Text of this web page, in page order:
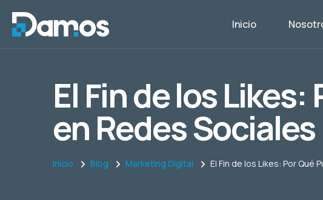
Inicio
El Fin de los
en Redes
Inicio Blog Marketing Digital El Fin de los Likes: Por Qué